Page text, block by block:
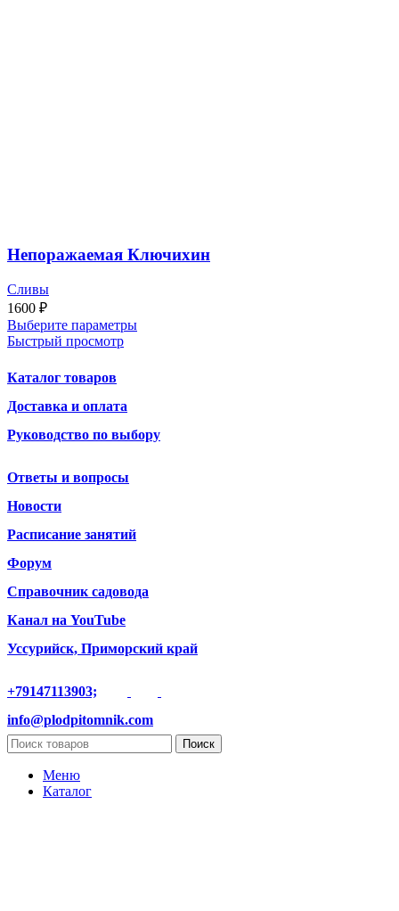
Непоражаемая Ключихин
Сливы
1600 ₽
Выберите параметры
Быстрый просмотр
Каталог товаров
Доставка и оплата
Руководство по выбору
Ответы и вопросы
Новости
Расписание занятий
Форум
Справочник садовода
Канал на YouTube
Уссурийск, Приморский край
+79147113903;
info@plodpitomnik.com
Поиск
Меню
Каталог